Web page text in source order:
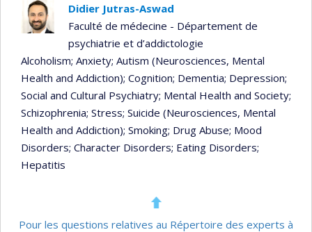
Didier Jutras-Aswad
Faculté de médecine - Département de
psychiatrie et d’addictologie
Alcoholism; Anxiety; Autism (Neurosciences, Mental
Health and Addiction); Cognition; Dementia; Depression;
Social and Cultural Psychiatry; Mental Health and Society;
Schizophrenia; Stress; Suicide (Neurosciences, Mental
Health and Addiction); Smoking; Drug Abuse; Mood
Disorders; Character Disorders; Eating Disorders;
Hepatitis
Pour les questions relatives au Répertoire des experts à